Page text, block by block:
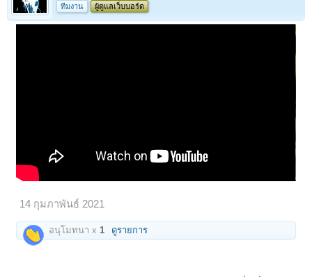
ทีมงาน
ผู้ดูแลเว็บบอร์ด
14 กุมภาพันธ์ 2021
อนุโมทนา x1 ดูรายการ